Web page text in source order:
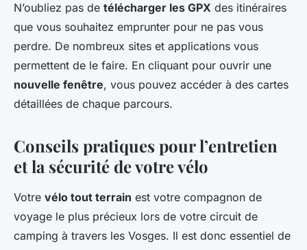
N’oubliez pas de télécharger les GPX des itinéraires
que vous souhaitez emprunter pour ne pas vous
perdre. De nombreux sites et applications vous
permettent de le faire. En cliquant pour ouvrir une
nouvelle fenêtre, vous pouvez accéder à des cartes
détaillées de chaque parcours.
Conseils pratiques pour l’entretien
et la sécurité de votre vélo
Votre vélo tout terrain est votre compagnon de
voyage le plus précieux lors de votre circuit de
camping à travers les Vosges. Il est donc essentiel de